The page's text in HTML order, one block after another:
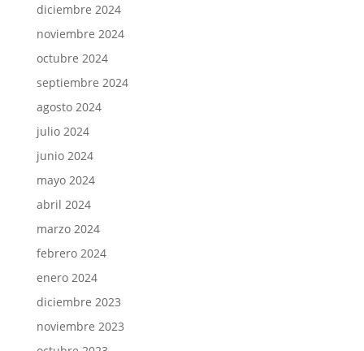
diciembre 2024
noviembre 2024
octubre 2024
septiembre 2024
agosto 2024
julio 2024
junio 2024
mayo 2024
abril 2024
marzo 2024
febrero 2024
enero 2024
diciembre 2023
noviembre 2023